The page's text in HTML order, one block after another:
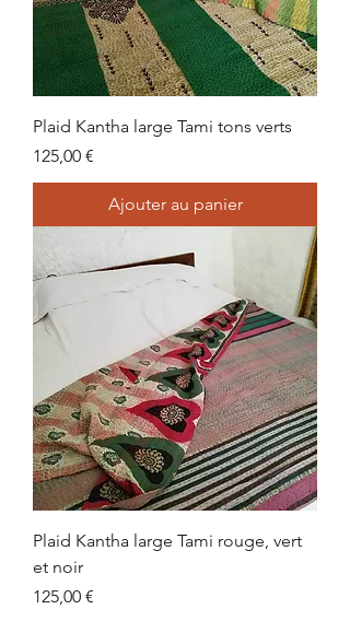
Plaid Kantha large Tami tons verts
Prix
125,00 €
Ajouter au panier
Plaid Kantha large Tami rouge, vert
et noir
Prix
125,00 €